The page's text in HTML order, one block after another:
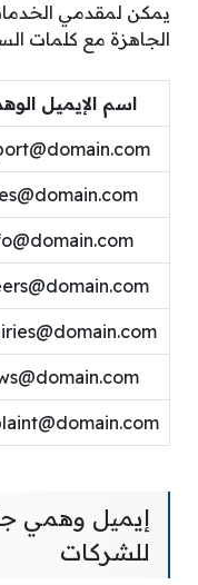
يمكن لمقدمي
الجاهزة مع كلمات
اسم الإيميل
إيميل وهمي
للشركات